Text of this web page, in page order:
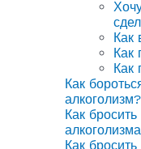
Как
Как
Как
Как
алкоголизм?
Как
алкоголизма
Как